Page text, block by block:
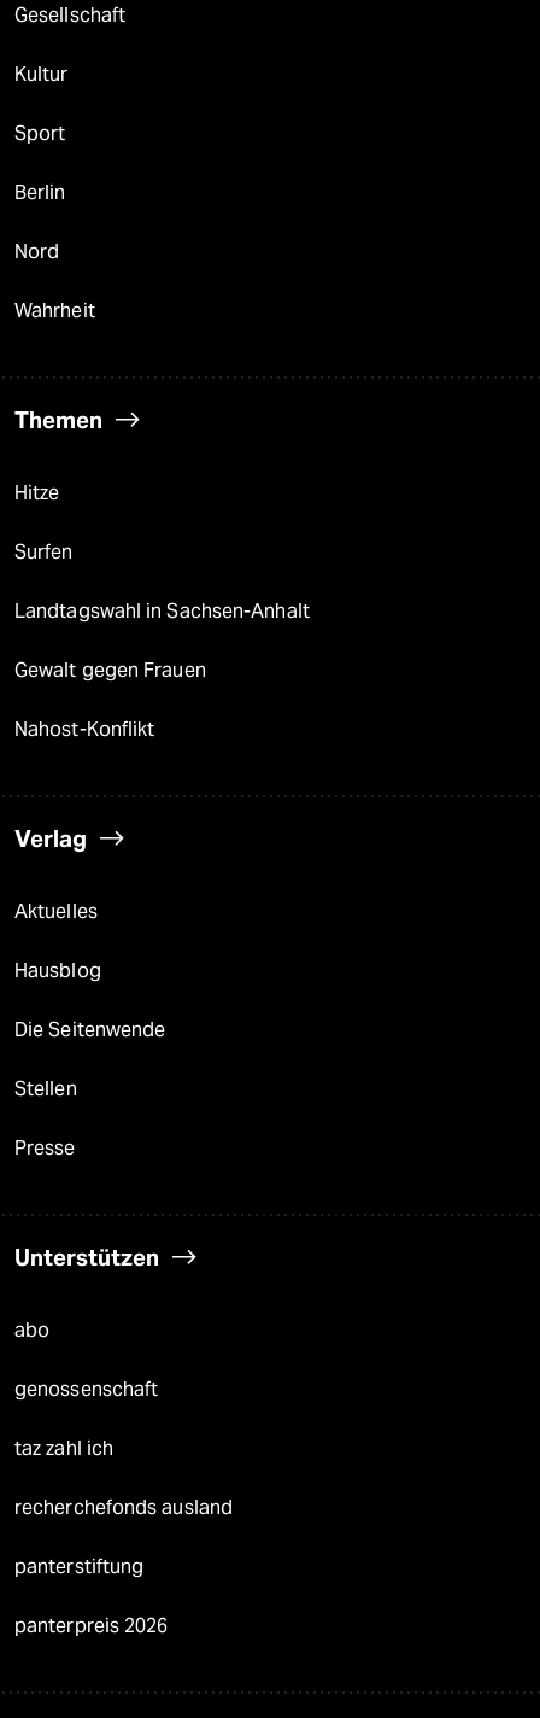
Gesellschaft
Kultur
Sport
Berlin
Nord
Wahrheit
Themen
Hitze
Surfen
Landtagswahl in Sachsen-Anhalt
Gewalt gegen Frauen
Nahost-Konflikt
Verlag
Aktuelles
Hausblog
Die Seitenwende
Stellen
Presse
Unterstützen
abo
genossenschaft
taz zahl ich
recherchefonds ausland
panterstiftung
panterpreis 2026